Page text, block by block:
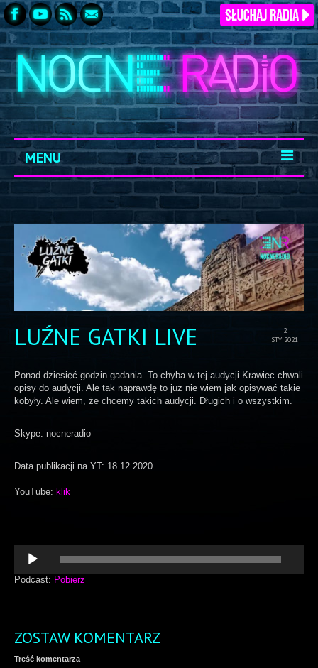
MENU
START
ARCHIWUM
KONTAKT
LOGOWANIE
2
STY 2021
LUŹNE GATKI LIVE
Ponad dziesięć godzin gadania. To chyba w tej audycji Krawiec chwali
opisy do audycji. Ale tak naprawdę to już nie wiem jak opisywać takie
kobyły. Ale wiem, że chcemy takich audycji. Długich i o wszystkim.
Skype: nocneradio
Data publikacji na YT: 18.12.2020
YouTube: klik
Odtwarzacz
plików
dźwiękowych
Podcast: Pobierz
ZOSTAW KOMENTARZ
Treść komentarza